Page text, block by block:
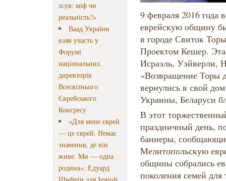
зсув: міф чи
реальність?»
Ваад України
взяв участь у
Форумі
національних
директорів
Всесвітнього
Єврейського
Конгресу
«Для мене єврей
— це єврей. Немає
значення, де він
живе. Ми — одна
родина»: Едуард
9 февраля 2016 года
еврейскую общину
в городе Свиток
Проектом Кешер. Эта
Исраэль, Уэйверли,
«Возвращение Торы
вернулись в свой
Украины, Беларуси
В этот
праздничный день,
баннеры,
Мелитопольскую
общины собрались
поколения семей